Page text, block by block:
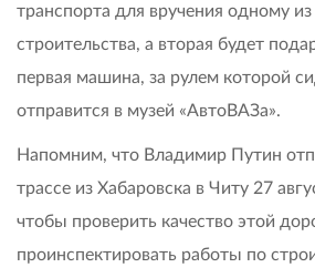
транспорта для вручения одному
строительства, а вторая будет
первая машина, за рулем которой
отправится в музей «АвтоВАЗа».
Напомним, что Владимир Путин
трассе из Хабаровска в Читу 27
чтобы проверить качество этой
проинспектировать работы по